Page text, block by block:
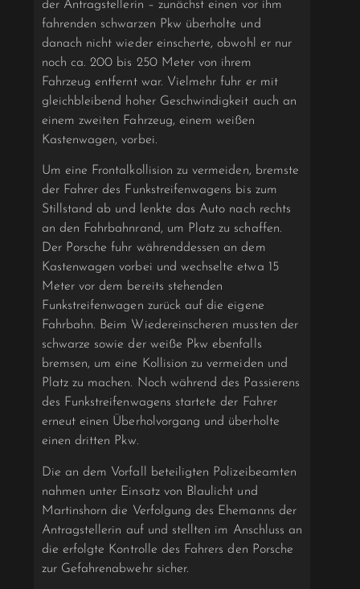
der Antragstellerin – zunächst einen vor ihm
fahrenden schwarzen Pkw überholte und
danach nicht wieder einscherte, obwohl er nur
noch ca. 200 bis 250 Meter von ihrem
Fahrzeug entfernt war. Vielmehr fuhr er mit
gleichbleibend hoher Geschwindigkeit auch an
einem zweiten Fahrzeug, einem weißen
Kastenwagen, vorbei.
Um eine Frontalkollision zu vermeiden, bremste
der Fahrer des Funkstreifenwagens bis zum
Stillstand ab und lenkte das Auto nach rechts
an den Fahrbahnrand, um Platz zu schaffen.
Der Porsche fuhr währenddessen an dem
Kastenwagen vorbei und wechselte etwa 15
Meter vor dem bereits stehenden
Funkstreifenwagen zurück auf die eigene
Fahrbahn. Beim Wiedereinscheren mussten der
schwarze sowie der weiße Pkw ebenfalls
bremsen, um eine Kollision zu vermeiden und
Platz zu machen. Noch während des Passierens
des Funkstreifenwagens startete der Fahrer
erneut einen Überholvorgang und überholte
einen dritten Pkw.
Die an dem Vorfall beteiligten Polizeibeamten
nahmen unter Einsatz von Blaulicht und
Martinshorn die Verfolgung des Ehemanns der
Antragstellerin auf und stellten im Anschluss an
die erfolgte Kontrolle des Fahrers den Porsche
zur Gefahrenabwehr sicher.